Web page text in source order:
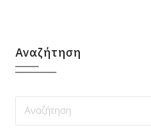
Αναζήτηση